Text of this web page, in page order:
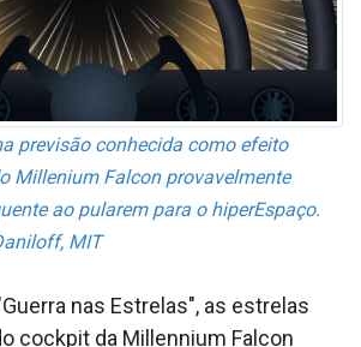
previsão conhecida como efeito
Millenium Falcon provavelmente
ao pularem para o hiperEspaço.
MIT
nas Estrelas", as estrelas
cockpit da Millennium Falcon